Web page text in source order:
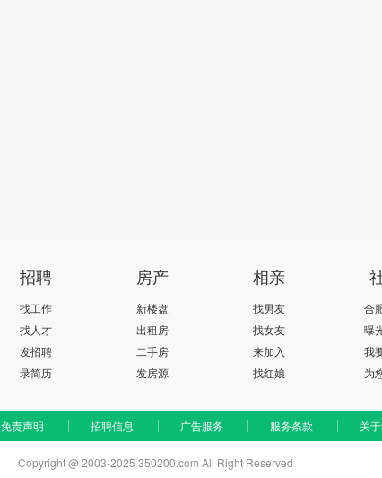
招聘
找工作
找人才
发招聘
录简历
房产
新楼盘
出租房
二手房
发房源
相亲
找男友
找女友
来加入
找红娘
合
曝
我
为
免责声明 招聘信息 广告服务 服务条款 关
Copyright @ 2003-2025 350200.com All Right Reserved